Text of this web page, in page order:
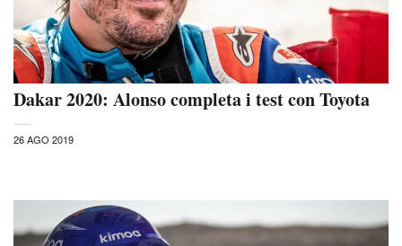
Dakar 2020: Alonso completa i test con Toyota
26 AGO 2019